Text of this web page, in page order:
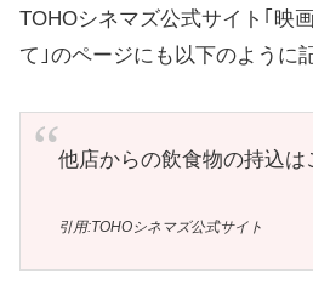
TOHOシネマズ公式サイト｢映
て｣のページにも以下のように
他店からの飲食物の持込は
引用:TOHOシネマズ公式サイト